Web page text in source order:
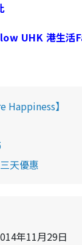
UHK 港生活
Happiness】
天優惠
年11月29日